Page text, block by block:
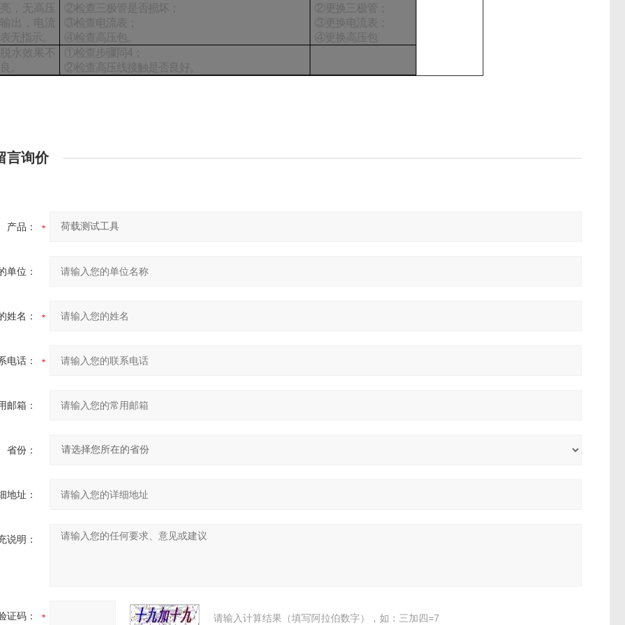
亮，无高压
输出，电流
表无指示。
②检查三极管是否损坏；
③检查电流表；
④检查高压包。
②更换三极管；
③更换电流表；
④更换高压包
脱水效果不
良。
①检查步骤同 4 ；
②检查高压线接触是否良好。
言询价
产品：
单位：
姓名：
电话：
邮箱：
省份：
地址：
说明：
证码： 请输入计算结果（填写阿拉伯数字），如：三加四=7